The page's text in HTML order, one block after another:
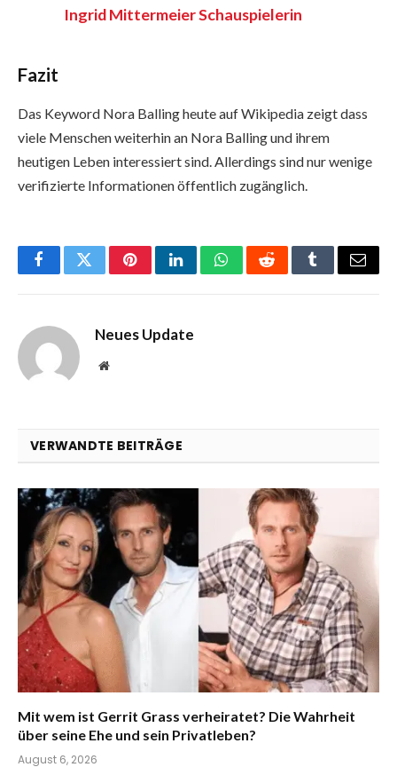
Ingrid Mittermeier Schauspielerin
Fazit
Das Keyword Nora Balling heute auf Wikipedia zeigt dass
viele Menschen weiterhin an Nora Balling und ihrem
heutigen Leben interessiert sind. Allerdings sind nur wenige
verifizierte Informationen öffentlich zugänglich.
FacebookTwitterPinterestLinkedInWhatsAppRedditTumblrEmail
Neues Update
Website
VERWANDTE BEITRÄGE
Mit wem ist Gerrit Grass verheiratet? Die Wahrheit
über seine Ehe und sein Privatleben?
August 6, 2026